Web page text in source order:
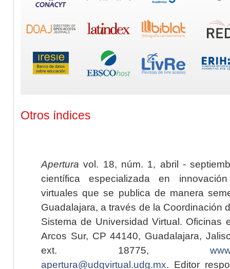
Otros índices
Apertura vol. 18, núm. 1, abril -
científica especializada en
virtuales que se publica de manera
Guadalajara, a través de la Coordinación
Sistema de Universidad Virtual. Oficinas
Arcos Sur, CP 44140, Guadalajara,
ext. 18775,
apertura@udgvirtual.udg.mx. Editor